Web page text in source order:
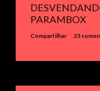
PARAMBOX
Compartilhar 23